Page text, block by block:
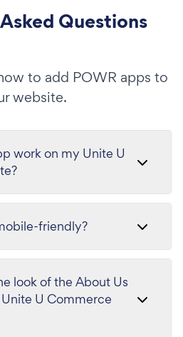
Questions
to add POWR apps to
website.
work on my Unite U
friendly?
look of the About Us
U Commerce